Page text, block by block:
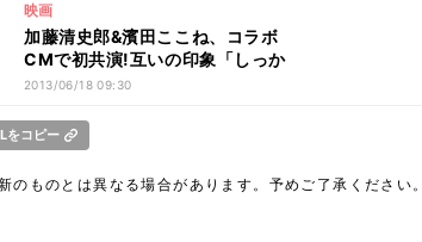
映画
加藤清史郎&濱田ここね、コラボ
CMで初共演!互いの印象「しっか
りしていた」
2013/06/18 09:30
をコピー
ものとは異なる場合があります。予めご了承ください。